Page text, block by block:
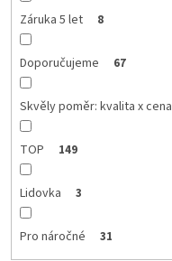
Záruka 5 let 8
Doporučujeme 67
Skvěly poměr: kvalita x cena
TOP 149
Lidovka 3
Pro náročné 31